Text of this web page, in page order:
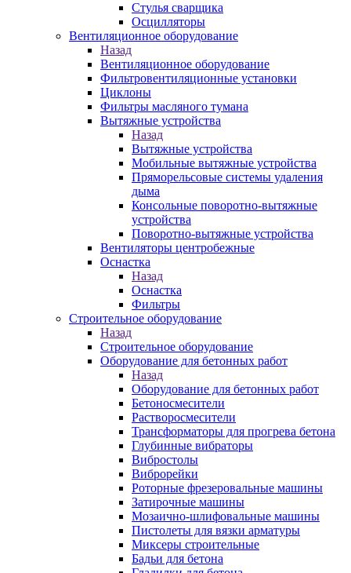
Стулья сварщика
Осцилляторы
Вентиляционное оборудование
Назад
Вентиляционное оборудование
Фильтровентиляционные установки
Циклоны
Фильтры масляного тумана
Вытяжные устройства
Назад
Вытяжные устройства
Мобильные вытяжные устройства
Пряморельсовые системы удаления
дыма
Консольные поворотно-вытяжные
устройства
Поворотно-вытяжные устройства
Вентиляторы центробежные
Оснастка
Назад
Оснастка
Фильтры
Строительное оборудование
Назад
Строительное оборудование
Оборудование для бетонных работ
Назад
Оборудование для бетонных работ
Бетоносмесители
Растворосмесители
Трансформаторы для прогрева бетона
Глубинные вибраторы
Вибростолы
Виброрейки
Роторные фрезеровальные машины
Затирочные машины
Мозаично-шлифовальные машины
Пистолеты для вязки арматуры
Миксеры строительные
Бадьи для бетона